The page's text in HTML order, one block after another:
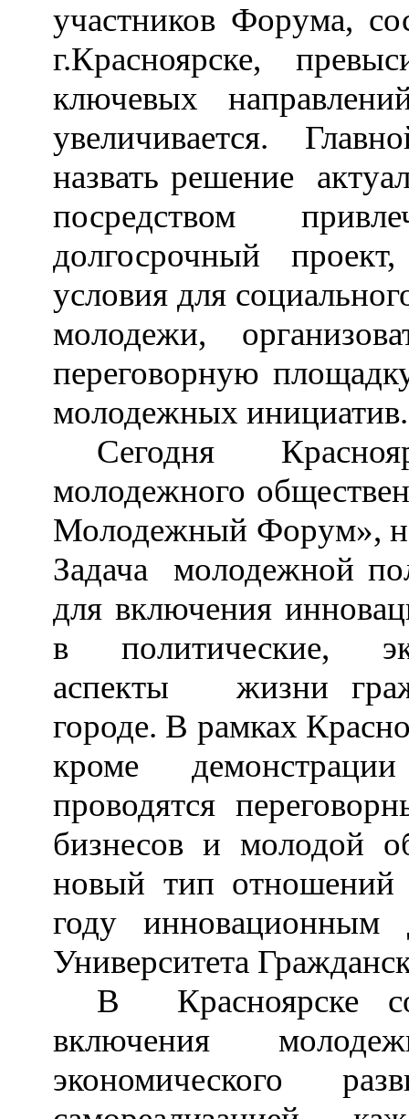
участников Форума,
г.Красноярске,
ключевых
увеличивается.
назвать решение
посредством
долгосрочный
условия для
молодежи,
переговорную
молодежных инициатив.
Сегодня
молодежного
Молодежный Форум»,
Задача молодежной
для включения
в политические,
аспекты жизни
городе. В рамках
кроме
проводятся
бизнесов и молодой
новый тип
году инновационным
Университета
В Красноярске
включения
экономического